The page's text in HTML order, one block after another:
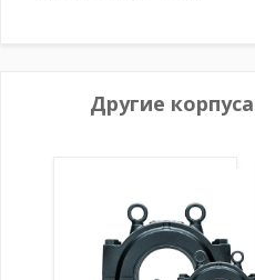
Другие